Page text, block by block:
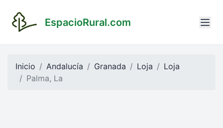
EspacioRural.com
Inicio Andalucía Granada Loja
Loja
Palma, La